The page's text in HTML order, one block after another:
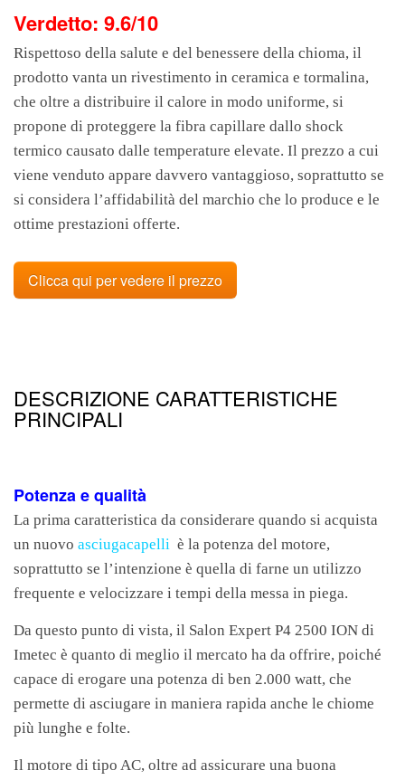
Verdetto: 9.6/10
Rispettoso della salute e del benessere della chioma, il
prodotto vanta un rivestimento in ceramica e tormalina,
che oltre a distribuire il calore in modo uniforme, si
propone di proteggere la fibra capillare dallo shock
termico causato dalle temperature elevate. Il prezzo a cui
viene venduto appare davvero vantaggioso, soprattutto se
si considera l’affidabilità del marchio che lo produce e le
ottime prestazioni offerte.
Clicca qui per vedere il prezzo
DESCRIZIONE CARATTERISTICHE
PRINCIPALI
Potenza e qualità
La prima caratteristica da considerare quando si acquista
un nuovo asciugacapelli è la potenza del motore,
soprattutto se l’intenzione è quella di farne un utilizzo
frequente e velocizzare i tempi della messa in piega.
Da questo punto di vista, il Salon Expert P4 2500 ION di
Imetec è quanto di meglio il mercato ha da offrire, poiché
capace di erogare una potenza di ben 2.000 watt, che
permette di asciugare in maniera rapida anche le chiome
più lunghe e folte.
Il motore di tipo AC, oltre ad assicurare una buona